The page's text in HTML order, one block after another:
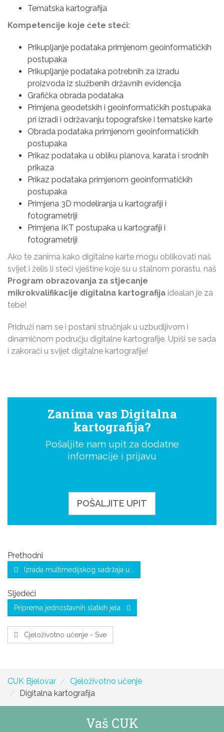
Tematska kartografija
Kompetencije koje ćete steći:
Prikupljanje podataka primjenom geoinformatičkih
postupaka
Prikupljanje podataka potrebnih za izradu
proizvoda iz službenih državnih evidencija
Grafička obrada podataka
Primjena geodetskih i geoinformatičkih postupaka
pri izradi i održavanju topografske i tematske karte
Obrada podataka primjenom geoinformatičkih
postupaka
Prikaz podataka u obliku planova, karata i srodnih
prikaza
Prikaz podataka primjenom geoinformatičkih
postupaka
Primjena 3D modeliranja u kartografiji i
fotogrametriji
Primjena IKT postupaka u kartografiji i
fotogrametriji
Ako te zanima kako digitalne karte mogu oblikovati naš
svijet i želis li steći vještine koje su u stalnom porastu, naš
Program obrazovanja za stjecanje
mikrokvalifikacije digitalna kartografija idealan je za
tebe!
Pridruži nam se i postani stručnjak u uzbudljivom i
dinamičnom području digitalne kartografije. Upiši se sada
i zakorači u svijet digitalne kartografije!
Zanima vas Digitalna
kartografija?
Pošaljite nam upit za dodatne
informacije i prijavu
POŠALJITE UPIT
Prethodni
Izrada multimedijskog sadržaja u...
Sljedeći
Priprema jednostavnih slatkih jela
Cjeloživotno učenje - Sve
CUK Bjelovar
Cjeloživotno učenje
Digitalna kartografija
Vaš CUK